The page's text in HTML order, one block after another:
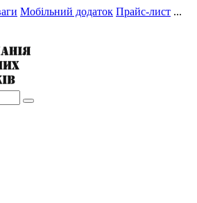
Мобільний додаток Прайс-лист ...